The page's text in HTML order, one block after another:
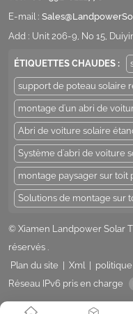
E-mail :
Add : Unit 206-9, No 15,
ÉTIQUETTES CHAUDES :
support de poteau solaire
montage d'un abri de
Abri de voiture solaire
Système d'abri de voiture
montage paysager sur toit
Solutions de montage sur
© Xiamen Landpower Solar
réservés .
Plan du site
Xml
Réseau IPv6 pris en charge